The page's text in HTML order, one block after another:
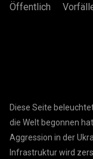
Öffentlich
Diese Seite
die Welt begonnen
Aggression in der
Infrastruktur wird